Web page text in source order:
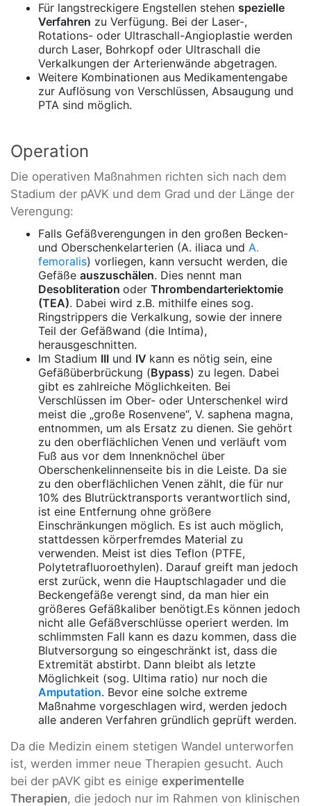
Für langstreckigere Engstellen stehen spezielle
Verfahren zu Verfügung. Bei der Laser-,
Rotations- oder Ultraschall-Angioplastie werden
durch Laser, Bohrkopf oder Ultraschall die
Verkalkungen der Arterienwände abgetragen.
Weitere Kombinationen aus Medikamentengabe
zur Auflösung von Verschlüssen, Absaugung und
PTA sind möglich.
Operation
Die operativen Maßnahmen richten sich nach dem
Stadium der pAVK und dem Grad und der Länge der
Verengung:
Falls Gefäßverengungen in den großen Becken-
und Oberschenkelarterien (A. iliaca und A.
femoralis) vorliegen, kann versucht werden, die
Gefäße auszuschälen. Dies nennt man
Desobliteration oder Thrombendarteriektomie
(TEA). Dabei wird z.B. mithilfe eines sog.
Ringstrippers die Verkalkung, sowie der innere
Teil der Gefäßwand (die Intima),
herausgeschnitten.
Im Stadium III und IV kann es nötig sein, eine
Gefäßüberbrückung (Bypass) zu legen. Dabei
gibt es zahlreiche Möglichkeiten. Bei
Verschlüssen im Ober- oder Unterschenkel wird
meist die „große Rosenvene“, V. saphena magna,
entnommen, um als Ersatz zu dienen. Sie gehört
zu den oberflächlichen Venen und verläuft vom
Fuß aus vor dem Innenknöchel über
Oberschenkelinnenseite bis in die Leiste. Da sie
zu den oberflächlichen Venen zählt, die für nur
10% des Blutrücktransports verantwortlich sind,
ist eine Entfernung ohne größere
Einschränkungen möglich. Es ist auch möglich,
stattdessen körperfremdes Material zu
verwenden. Meist ist dies Teflon (PTFE,
Polytetrafluoroethylen). Darauf greift man jedoch
erst zurück, wenn die Hauptschlagader und die
Beckengefäße verengt sind, da man hier ein
größeres Gefäßkaliber benötigt.Es können jedoch
nicht alle Gefäßverschlüsse operiert werden. Im
schlimmsten Fall kann es dazu kommen, dass die
Blutversorgung so eingeschränkt ist, dass die
Extremität abstirbt. Dann bleibt als letzte
Möglichkeit (sog. Ultima ratio) nur noch die
Amputation. Bevor eine solche extreme
Maßnahme vorgeschlagen wird, werden jedoch
alle anderen Verfahren gründlich geprüft werden.
Da die Medizin einem stetigen Wandel unterworfen
ist, werden immer neue Therapien gesucht. Auch
bei der pAVK gibt es einige experimentelle
Therapien, die jedoch nur im Rahmen von klinischen